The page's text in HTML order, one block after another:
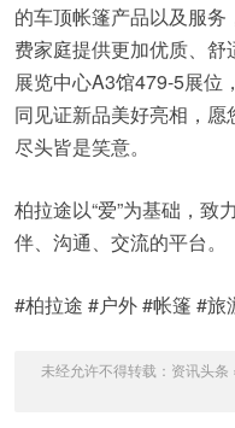
的车顶帐篷产品以及服
费家庭提供更加优质、
展览中心A3馆479-5展位
同见证新品美好亮相，
尽头皆是笑意。
柏拉途以“爱”为基础，致
伴、沟通、交流的平台。
#柏拉途 #户外 #帐篷 #旅
未经允许不得转载： 资讯头条